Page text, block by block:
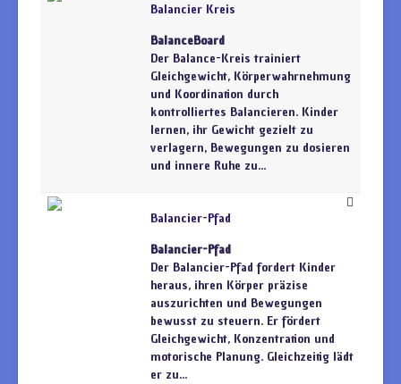
Balancier Kreis
BalanceBoard
Der Balance-Kreis trainiert
Gleichgewicht, Körperwahrnehmung
und Koordination durch
kontrolliertes Balancieren. Kinder
lernen, ihr Gewicht gezielt zu
verlagern, Bewegungen zu dosieren
und innere Ruhe zu...
Balancier-Pfad
Balancier-Pfad
Der Balancier-Pfad fordert Kinder
heraus, ihren Körper präzise
auszurichten und Bewegungen
bewusst zu steuern. Er fördert
Gleichgewicht, Konzentration und
motorische Planung. Gleichzeitig lädt
er zu...